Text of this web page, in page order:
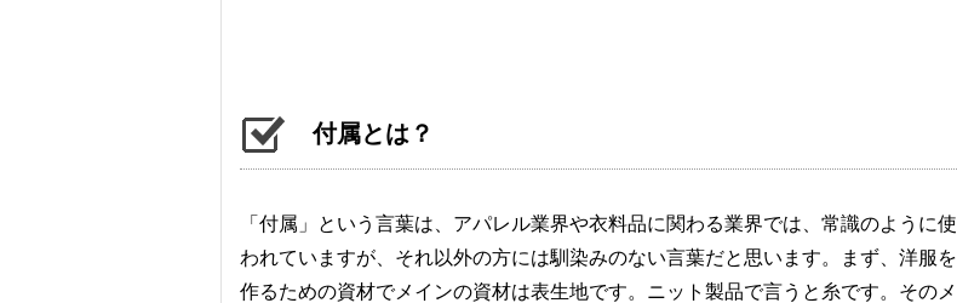
付属とは？
「付属」という言葉は、アパレル業界や衣料品に関わる業界では、常識のように使
われていますが、それ以外の方には馴染みのない言葉だと思います。まず、洋服を
作るための資材でメインの資材は表生地です。ニット製品で言うと糸です。そのメ